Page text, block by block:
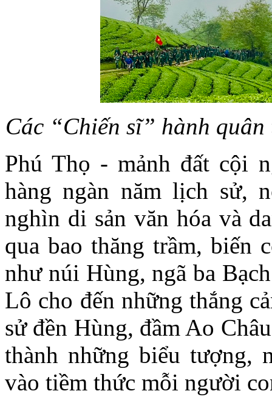
Các “Chiến sĩ” hành
Phú Thọ - mảnh đất cội
hàng ngàn năm lịch sử,
nghìn di sản văn hóa và
qua bao thăng trầm, biến
như núi Hùng, ngã ba
Lô cho đến những thắng
sử đền Hùng, đầm Ao
thành những biểu tượng,
vào tiềm thức mỗi người